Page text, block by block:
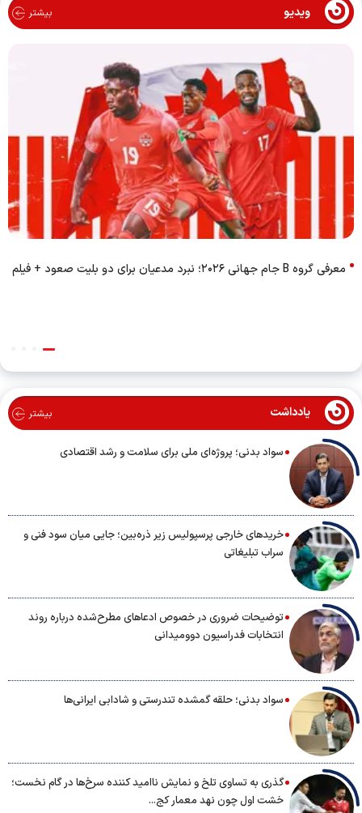
ویدیو بیشتر
معرفی گروه B جام جهانی ۲۰۲۶؛ نبرد مدعیان برای دو بلیت صعود + فیلم
یادداشت بیشتر
سواد بدنی؛ پروژه‌ای ملی برای سلامت و رشد اقتصادی
خریدهای خارجی پرسپولیس زیر ذره‌بین؛ جایی میان سود فنی و
سراب تبلیغاتی
توضیحات ضروری در خصوص ادعاهای مطرح‌شده درباره روند
انتخابات فدراسیون دوومیدانی
سواد بدنی؛ حلقه گمشده تندرستی و شادابی ایرانی‌ها
گذری به تساوی تلخ و نمایش ناامید کننده سرخ‌ها در گام نخست؛
خشت اول چون نهد معمار کج...